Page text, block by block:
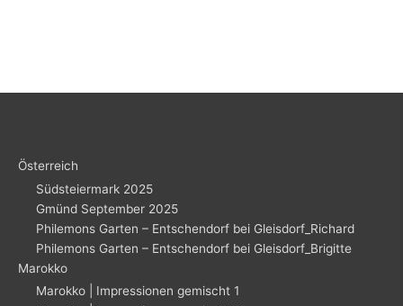
Österreich
Südsteiermark 2025
Gmünd September 2025
Philemons Garten – Entschendorf bei Gleisdorf_Richard
Philemons Garten – Entschendorf bei Gleisdorf_Brigitte
Marokko
Marokko | Impressionen gemischt 1